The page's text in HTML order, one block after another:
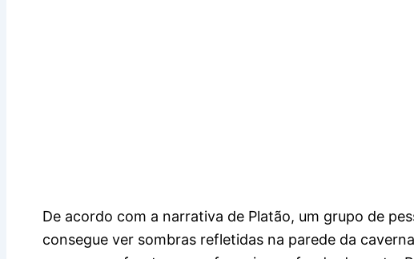
De acordo com a narrativa de Platão, um grupo de
consegue ver sombras refletidas na parede da